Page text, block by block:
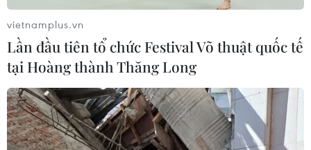
Chủ tịch Triều Tiên tiến hành họp chiến
lược với các nhà đàm phán
27/02/2019 01:52
Ông Kim Jong-un đã lắng nghe báo cáo chi tiết về cuộc
tiếp xúc giữa các phái đoàn làm việc do Mỹ và Triều
vietnamplus.vn
Lần đầu tiên tổ chức Festival Võ thuật quốc tế
tại Hoàng thành Thăng Long